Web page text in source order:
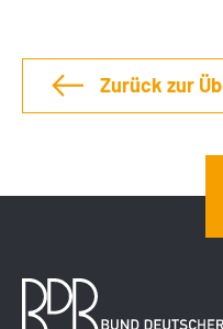
Zurück zur